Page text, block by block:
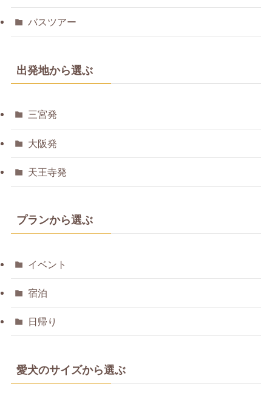
バスツアー
出発地から選ぶ
三宮発
大阪発
天王寺発
プランから選ぶ
イベント
宿泊
日帰り
愛犬のサイズから選ぶ